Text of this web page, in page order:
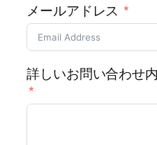
メールアドレス
詳しいお問い合わせ